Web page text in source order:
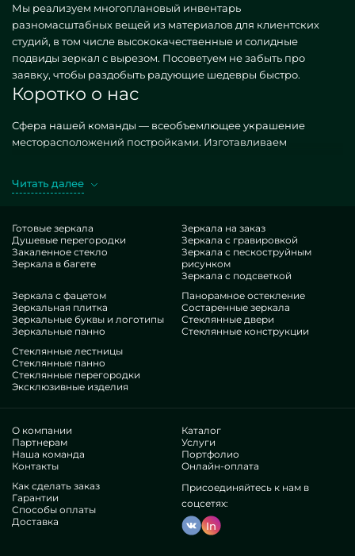
Мы реализуем многоплановый инвентарь
разномасштабных вещей из материалов для клиентских
студий, в том числе высококачественные и солидные
подвиды зеркал с вырезом. Посоветуем не забыть про
заявку, чтобы раздобыть радующие шедевры быстро.
Коротко о нас
Сфера нашей команды — всеобъемлющее украшение
месторасположений постройками. Изготавливаем
вырезом. Выбирая нужные построения в подходе MILONYA,
правильной расценкой, не уступающий конкурентным
подобиям. Если вы помышляете улучшить свои точки, дать
им эстетики, специфичности, точно выберите наши
творения, от зеркал с вырезом и до множественных
фурнитур.
Гордость нашей студии
достаточные талант, что устроит даже взыскательных
клиентов. Постоянно занимаются оттачиванием имеющихся
квалификаций, предусматривают, как держаться в
затруднительных ситуациях. Выдадут и построят Зеркала с
вырезом комплексно.
Добились почет бесчисленных успешных фирм и
неофициальных заказчиков. Обилие благодарных
рейтингов —убедитесь лично.
Действуем без прокси, это дозволяет отшлифовать
внутренние процедуры, выдавать все резче, сократить
расходы. Поэтому артикулы и службы вроде зеркал с
вырезом будут такими высокопробными и
Читать далее
Готовые зеркала
Душевые перегородки
Закаленное стекло
Зеркала в багете
Зеркала на заказ
Зеркала с гравировкой
Зеркала с пескоструйным
рисунком
Зеркала с подсветкой
Зеркала с фацетом
Зеркальная плитка
Зеркальные буквы и логотипы
Зеркальные панно
Панорамное остекление
Состаренные зеркала
Стеклянные двери
Стеклянные конструкции
Стеклянные лестницы
Стеклянные панно
Стеклянные перегородки
Эксклюзивные изделия
О компании
Партнерам
Наша команда
Контакты
Каталог
Услуги
Портфолио
Онлайн-оплата
Как сделать заказ
Гарантии
Способы оплаты
Доставка
Присоединяйтесь к нам в
соцсетях:
In